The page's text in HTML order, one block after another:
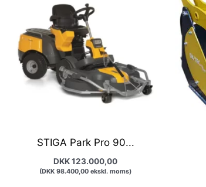
STIGA Park Pro 90...
DKK123.000,00
(DKK 98.400,00 ekskl. moms)